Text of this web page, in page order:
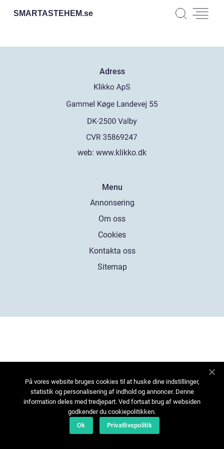
SMARTASTEHEM.se
Adress
web: www.klikko.dk
Menu
Annonsering
Om oss
Cookies
Kontakta oss
Sitemap
På vores website bruges cookies til at huske dine indstillinger,
statistik og personalisering af indhold og annoncer. Denne
information deles med tredjepart. Ved fortsat brug af websiden
godkender du cookiepolitikken.
Ok
Privatlivspolitik